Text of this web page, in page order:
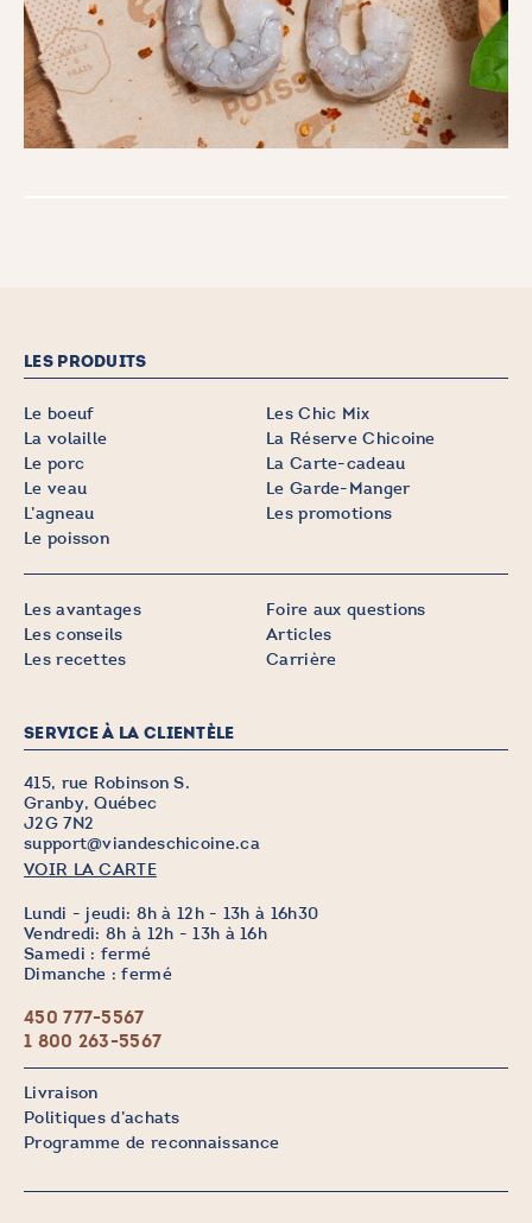
LES PRODUITS
Le boeuf
La volaille
Le porc
Le veau
L’agneau
Le poisson
Les Chic Mix
La Réserve Chicoine
La Carte-cadeau
Le Garde-Manger
Les promotions
Les avantages
Les conseils
Les recettes
Foire aux questions
Articles
Carrière
SERVICE À LA CLIENTÈLE
415, rue Robinson S.
Granby, Québec
J2G 7N2
support@viandeschicoine.ca
VOIR LA CARTE
Lundi - jeudi: 8h à 12h - 13h à 16h30
Vendredi: 8h à 12h - 13h à 16h
Samedi : fermé
Dimanche : fermé
450 777-5567
1 800 263-5567
Livraison
Politiques d’achats
Programme de reconnaissance